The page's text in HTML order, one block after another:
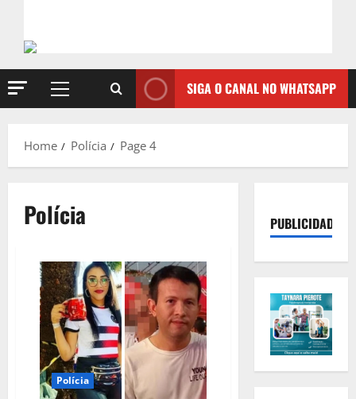
Primary
SIGA O CANAL NO WHATSAPP
Home Polícia Page 4
Polícia
Polícia
PUBLICIDADE